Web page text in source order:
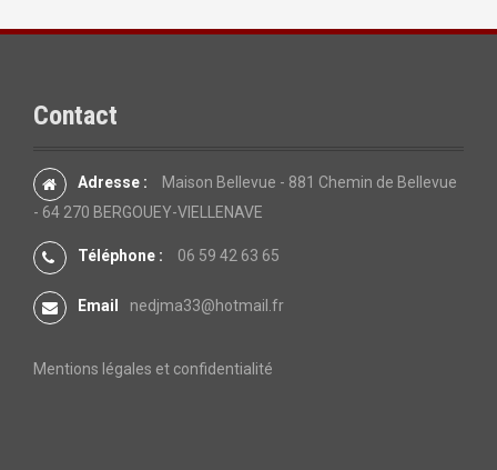
Contact
Adresse :
Maison Bellevue - 881 Chemin de Bellevue
- 64 270 BERGOUEY-VIELLENAVE
Téléphone : 06 59 42 63 65
Email nedjma33@hotmail.fr
Mentions légales et confidentialité